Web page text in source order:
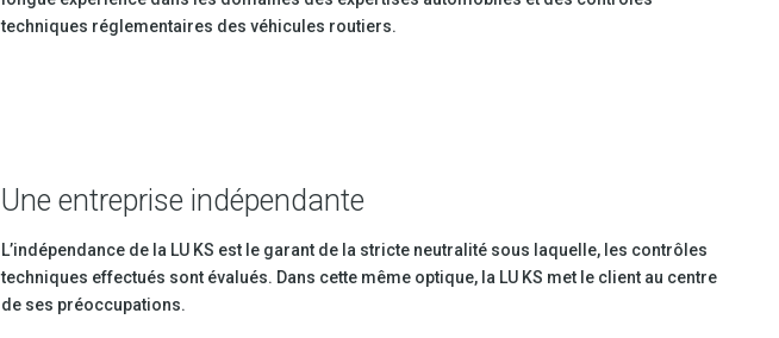
techniques réglementaires des véhicules routiers.
Une entreprise indépendante
L’indépendance de la LU KS est le garant de la stricte neutralité sous laquelle, les contrôles
techniques effectués sont évalués. Dans cette même optique, la LU KS met le client au centre
de ses préoccupations.